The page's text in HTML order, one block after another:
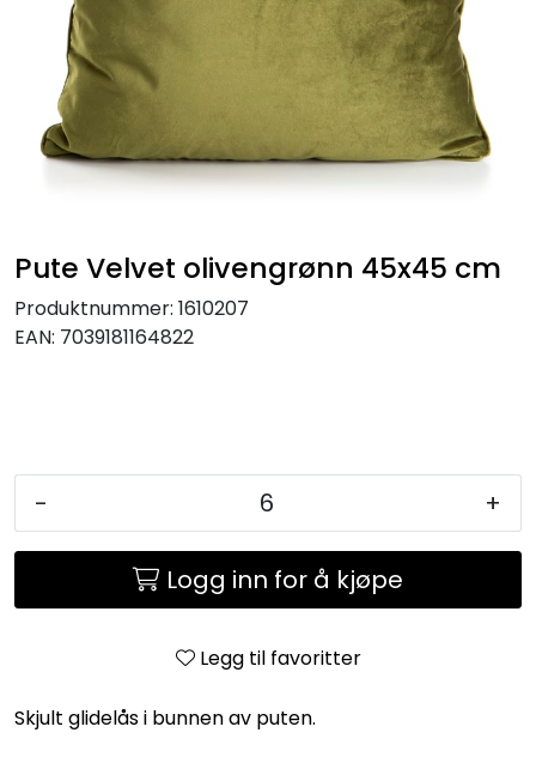
Pute Velvet olivengrønn 45x45 cm
Produktnummer: 1610207
EAN: 7039181164822
- +
Logg inn for å kjøpe
Legg til favoritter
Skjult glidelås i bunnen av puten.
KJØKKEN
MØBLER
GAVESETT
JUL